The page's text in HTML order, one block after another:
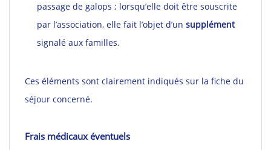
passage de galops ; lorsqu’elle doit être souscrite
par l’association, elle fait l’objet d’un supplément
signalé aux familles.
Ces éléments sont clairement indiqués sur la fiche du
séjour concerné.
Frais médicaux éventuels